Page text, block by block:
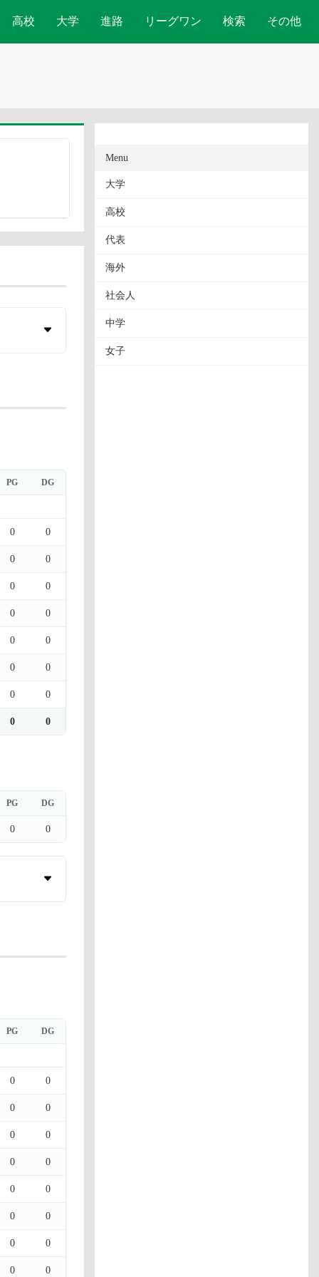
高校 大学 進路 リーグワン 検索 その他
PG DG
0 0
0 0
0 0
0 0
0 0
0 0
0 0
0 0
PG DG
0 0
PG DG
0 0
0 0
0 0
0 0
0 0
0 0
0 0
0 0
Menu
大学
高校
代表
海外
社会人
中学
女子